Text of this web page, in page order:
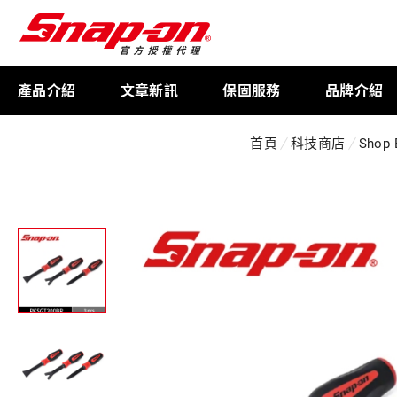
產品介紹
扭力扳手
文章新訊 保固服務 品牌介紹
首頁 科技商店 Shop